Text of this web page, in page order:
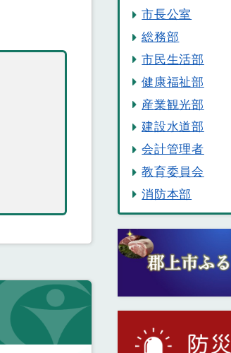
市長公室
総務部
市民生活部
健康福祉部
産業観光部
建設水道部
会計管理者
教育委員会
消防本部